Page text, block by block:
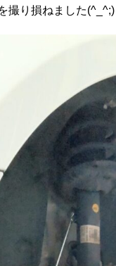
撮り損ねました(^_^;)